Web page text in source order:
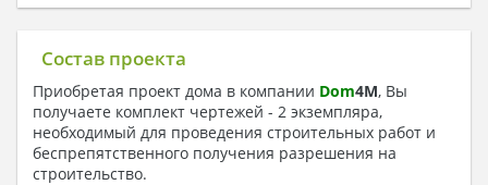
Состав проекта
Приобретая проект дома в компании Dom4M, Вы
получаете комплект чертежей - 2 экземпляра,
необходимый для проведения строительных работ и
беспрепятственного получения разрешения на
строительство.